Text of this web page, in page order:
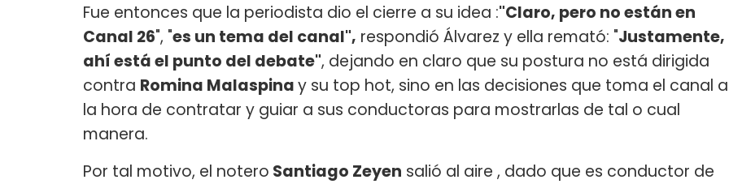
Fue entonces que la periodista dio el cierre a su idea :"Claro, pero no están en
Canal 26", "es un tema del canal", respondió Álvarez y ella remató: "Justamente,
ahí está el punto del debate", dejando en claro que su postura no está dirigida
contra Romina Malaspinay su top hot, sino en las decisiones que toma el canal a
la hora de contratar y guiar a sus conductoras para mostrarlas de tal o cual
manera.
Por tal motivo, el notero Santiago Zeyen salió al aire , dado que es conductor de